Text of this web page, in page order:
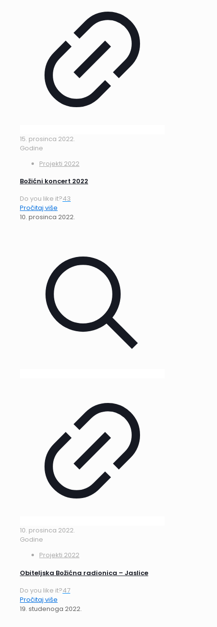
15. prosinca 2022.
Godine
Projekti 2022
Božićni koncert 2022
Do you like it?43
Pročitaj više
10. prosinca 2022.
10. prosinca 2022.
Godine
Projekti 2022
Obiteljska Božićna radionica – Jaslice
Do you like it?47
Pročitaj više
19. studenoga 2022.